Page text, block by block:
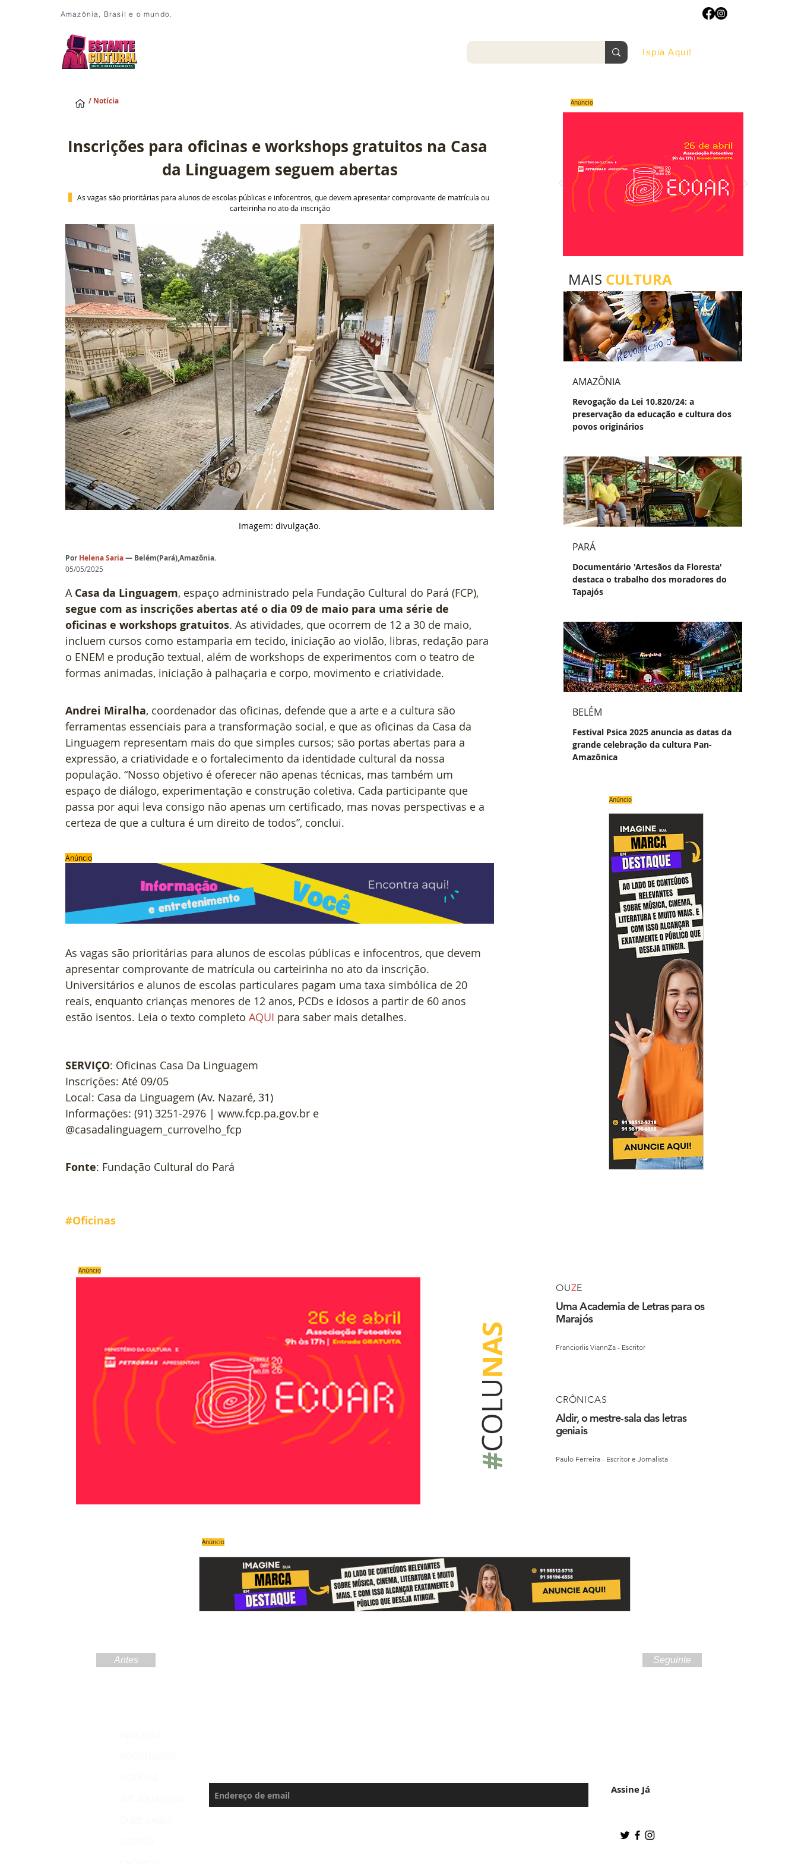
Amazônia, Brasil e o mundo.
Ispia Aqui!
/ Notícia
Inscrições para oficinas e workshops gratuitos na Casa
da Linguagem seguem abertas
As vagas são prioritárias para alunos de escolas públicas e infocentros, que devem apresentar comprovante de matrícula ou
carteirinha no ato da inscrição
Imagem: divulgação.
Por Helena Saria— Belém(Pará),Amazônia.
05/05/2025
A Casa da Linguagem, espaço administrado pela Fundação Cultural do Pará (FCP),
segue com as inscrições abertas até o dia 09 de maio para uma série de
oficinas e workshops gratuitos. As atividades, que ocorrem de 12 a 30 de maio,
incluem cursos como estamparia em tecido, iniciação ao violão, libras, redação para
o ENEM e produção textual, além de workshops de experimentos com o teatro de
formas animadas, iniciação à palhaçaria e corpo, movimento e criatividade.
Andrei Miralha, coordenador das oficinas, defende que a arte e a cultura são
ferramentas essenciais para a transformação social, e que as oficinas da Casa da
Linguagem representam mais do que simples cursos; são portas abertas para a
expressão, a criatividade e o fortalecimento da identidade cultural da nossa
população. “Nosso objetivo é oferecer não apenas técnicas, mas também um
espaço de diálogo, experimentação e construção coletiva. Cada participante que
passa por aqui leva consigo não apenas um certificado, mas novas perspectivas e a
certeza de que a cultura é um direito de todos”, conclui.
Anúncio
As vagas são prioritárias para alunos de escolas públicas e infocentros, que devem
apresentar comprovante de matrícula ou carteirinha no ato da inscrição.
Universitários e alunos de escolas particulares pagam uma taxa simbólica de 20
reais, enquanto crianças menores de 12 anos, PCDs e idosos a partir de 60 anos
estão isentos. Leia o texto completo AQUI para saber mais detalhes.
SERVIÇO: Oficinas Casa Da Linguagem
Inscrições: Até 09/05
Local: Casa da Linguagem (Av. Nazaré, 31)
Informações: (91) 3251-2976 | www.fcp.pa.gov.br e
@casadalinguagem_currovelho_fcp
Fonte: Fundação Cultural do Pará
#Oficinas
Compartilhe
Anúncio
MAIS CULTURA
AMAZÔNIA
Revogação da Lei 10.820/24: a
preservação da educação e cultura dos
povos originários
PARÁ
Documentário 'Artesãos da Floresta'
destaca o trabalho dos moradores do
Tapajós
BELÉM
Festival Psica 2025 anuncia as datas da
grande celebração da cultura Pan-
Amazônica
Anúncio
#
COLU
NAS
OUZE
Uma Academia de Letras para os
Marajós
Franciorlis ViannZa - Escritor
CRÔNICAS
Aldir, o mestre-sala das letras
geniais
Paulo Ferreira - Escritor e Jornalista
Anúncio
Anúncio
Antes Seguinte
Assine Já